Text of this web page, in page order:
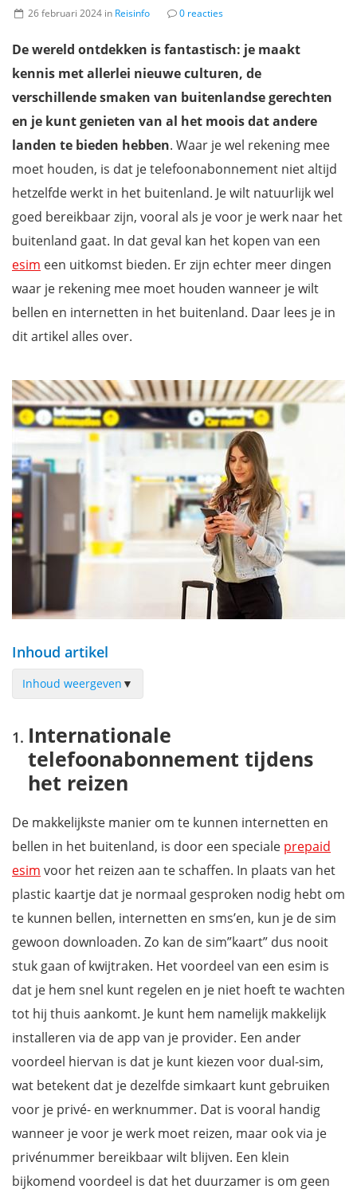
26 februari 2024 in Reisinfo 0 reacties
De wereld ontdekken is fantastisch: je maakt
kennis met allerlei nieuwe culturen, de
verschillende smaken van buitenlandse gerechten
en je kunt genieten van al het moois dat andere
landen te bieden hebben. Waar je wel rekening mee
moet houden, is dat je telefoonabonnement niet altijd
hetzelfde werkt in het buitenland. Je wilt natuurlijk wel
goed bereikbaar zijn, vooral als je voor je werk naar het
buitenland gaat. In dat geval kan het kopen van een
esim een uitkomst bieden. Er zijn echter meer dingen
waar je rekening mee moet houden wanneer je wilt
bellen en internetten in het buitenland. Daar lees je in
dit artikel alles over.
Inhoud artikel
Inhoud weergeven ▼
Roamen: wat is het en wat kost het?
Minder wifi gebruiken
Extra: Maak mooiere foto's met onze smartphone gids
Internationale
telefoonabonnement tijdens
het reizen
De makkelijkste manier om te kunnen internetten en
bellen in het buitenland, is door een speciale prepaid
esim voor het reizen aan te schaffen. In plaats van het
plastic kaartje dat je normaal gesproken nodig hebt om
te kunnen bellen, internetten en sms’en, kun je de sim
gewoon downloaden. Zo kan de sim”kaart” dus nooit
stuk gaan of kwijtraken. Het voordeel van een esim is
dat je hem snel kunt regelen en je niet hoeft te wachten
tot hij thuis aankomt. Je kunt hem namelijk makkelijk
installeren via de app van je provider. Een ander
voordeel hiervan is dat je kunt kiezen voor dual-sim,
wat betekent dat je dezelfde simkaart kunt gebruiken
voor je privé- en werknummer. Dat is vooral handig
wanneer je voor je werk moet reizen, maar ook via je
privénummer bereikbaar wilt blijven. Een klein
bijkomend voordeel is dat het duurzamer is om geen